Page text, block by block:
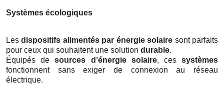
Systèmes écologiques
Lesdispositifs alimentés par énergie solaire sont parfaits
pour ceux qui souhaitent une solution durable.
Équipés desources d’énergie solaire, cessystèmes
fonctionnent sans exiger de connexion au réseau
électrique.